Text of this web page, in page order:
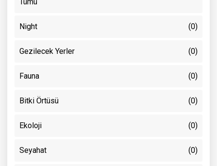
Night (0)
Gezilecek Yerler (0)
Fauna (0)
Bitki Örtüsü (0)
Ekoloji (0)
Seyahat (0)